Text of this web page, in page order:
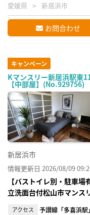
愛媛県 新居浜市
お問合わせ
キャンペーン
Kマンスリー新居浜駅東
【中部屋】(No.929756)
新居浜市
情報更新日 2026/08/09
【バストイレ別・駐車
立洗面台付松山市マンス
アクセス 予讃線「多喜浜駅」